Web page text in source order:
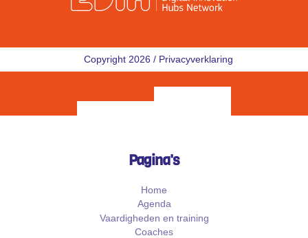
Copyright 2026 / Privacyverklaring
Pagina's
Home
Agenda
Vaardigheden en training
Coaches